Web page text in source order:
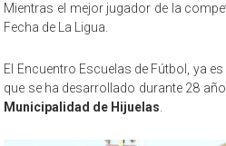
Mientras el mejor jugador de la
Fecha de La Ligua.
El Encuentro Escuelas de Fútbol, ya
que se ha desarrollado durante 28
Municipalidad de Hijuelas.